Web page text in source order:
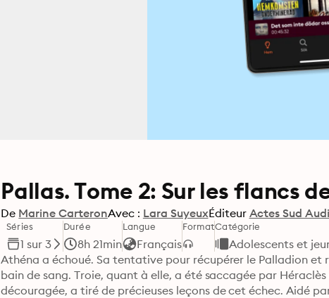
Pallas. Tome 2: Sur les flancs
De Marine CarteronAvec : Lara SuyeuxÉditeur Actes Sud
Séries
1 sur 3
Durée
8h 21min
Langue
Français
FormatCatégorie
Adolescents et
Athéna a échoué. Sa tentative pour récupérer le Palladion et
bain de sang. Troie, quant à elle, a été saccagée par
découragée, a tiré de précieuses leçons de cet échec. Aidé